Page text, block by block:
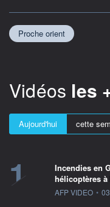
Proche orient
Vidéos les
Aujourd'hui cette
1
Incendies en
hélicoptères
information
AFP VIDEO •